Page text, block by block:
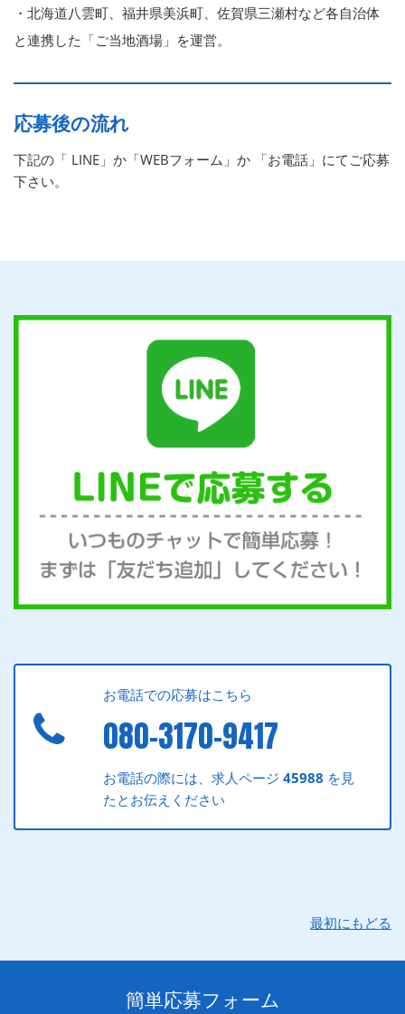
・北海道八雲町、福井県美浜町、佐賀県三瀬村など各自治体
と連携した「ご当地酒場」を運営。
応募後の流れ
下記の「 LINE」か「WEBフォーム」か 「お電話」にてご応募
下さい。
お電話での応募はこちら
080-3170-9417
お電話の際には、求人ページ45988 を見
たとお伝えください
最初にもどる
簡単応募フォーム